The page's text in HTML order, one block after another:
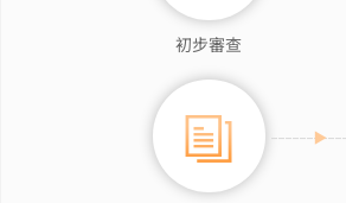
初步審查